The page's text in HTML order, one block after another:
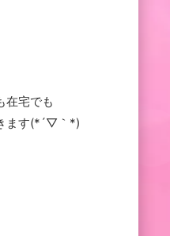
宅でも
ます(*´▽｀*)